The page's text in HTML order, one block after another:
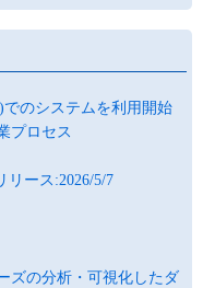
でのシステムを利用開始
プロセス
リース:2026/5/7
ズの分析・可視化したダ